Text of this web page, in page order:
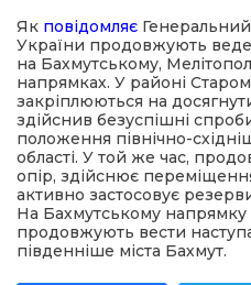
політика
місія
Як повідомляє
України продовжують
на Бахмутському,
напрямках. У районі
закріплюються на
здійснив безуспішні
положення північно-
області. У той же час,
опір, здійснює
активно застосовує
На Бахмутському напрямку
продовжують вести
південніше міста Бахмут.